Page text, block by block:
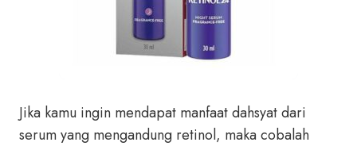
Jika kamu ingin mendapat manfaat dahsyat dari
serum yang mengandung retinol, maka cobalah